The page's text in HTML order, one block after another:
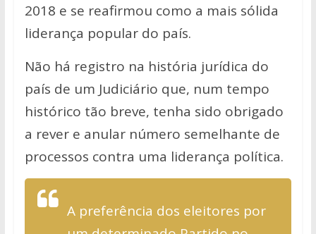
2018 e se reafirmou como a mais sólida
liderança popular do país.
Não há registro na história jurídica do
país de um Judiciário que, num tempo
histórico tão breve, tenha sido obrigado
a rever e anular número semelhante de
processos contra uma liderança política.
A preferência dos eleitores por